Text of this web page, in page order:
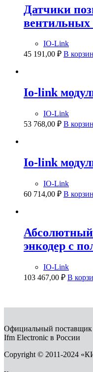
Датчики
вентильных
IO-Link
45 191,00 ₽ В
Io-link
IO-Link
53 768,00 ₽ В
Io-link
IO-Link
60 714,00 ₽ В
энкодер с
IO-Link
103 467,00 ₽ В
Официальный поставщик
Ifm Electronic в России
Copyright © 2011-2024